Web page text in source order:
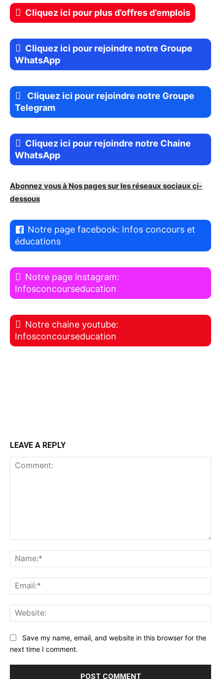
Cliquez ici pour plus d’offres d’emplois
Cliquez ici pour rejoindre notre Groupe
WhatsApp
Cliquez ici pour rejoindre notre Groupe
Telegram
Cliquez ici pour rejoindre notre Chaine
WhatsApp
Abonnez vous à Nos pages sur les réseaux sociaux ci-
dessous
Notre page facebook: Infos concours et
éducations
Notre page instagram:
Infosconcourseducation
Notre chaine youtube:
Infosconcourseducation
LEAVE A REPLY
Save my name, email, and website in this browser for the
next time I comment.